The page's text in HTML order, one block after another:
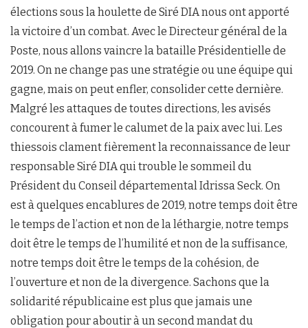
élections sous la houlette de Siré DIA nous ont apporté
la victoire d’un combat. Avec le Directeur général de la
Poste, nous allons vaincre la bataille Présidentielle de
2019. On ne change pas une stratégie ou une équipe qui
gagne, mais on peut enfler, consolider cette dernière.
Malgré les attaques de toutes directions, les avisés
concourent à fumer le calumet de la paix avec lui. Les
thiessois clament fièrement la reconnaissance de leur
responsable Siré DIA qui trouble le sommeil du
Président du Conseil départemental Idrissa Seck. On
est à quelques encablures de 2019, notre temps doit être
le temps de l’action et non de la léthargie, notre temps
doit être le temps de l’humilité et non de la suffisance,
notre temps doit être le temps de la cohésion, de
l’ouverture et non de la divergence. Sachons que la
solidarité républicaine est plus que jamais une
obligation pour aboutir à un second mandat du